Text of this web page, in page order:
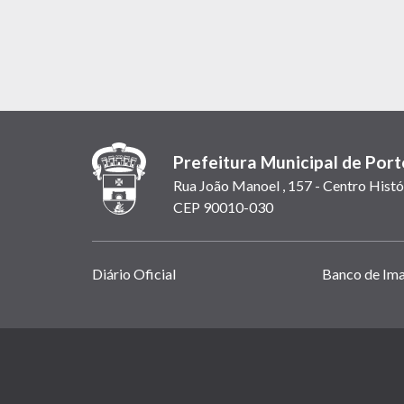
Prefeitura Municipal de
Rua João Manoel , 157 - Centro
CEP 90010-030
Links
Diário Oficial Banco de